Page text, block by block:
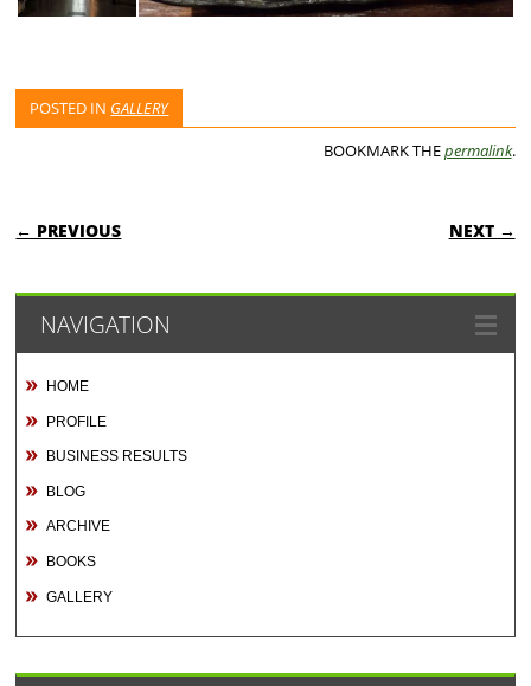
POSTED IN GALLERY
BOOKMARK THEpermalink.
POST NAVIGATION
← PREVIOUS NEXT →
NAVIGATION
HOME
PROFILE
BUSINESS RESULTS
BLOG
ARCHIVE
BOOKS
GALLERY